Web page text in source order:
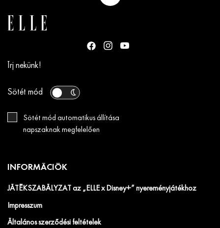
Írj nekünk!
Sötét mód
Sötét mód automatikus állítása
napszaknak megfelelően
INFORMÁCIÓK
JÁTÉKSZABÁLYZAT az „ELLE x Disney+” nyereményjátékhoz
Impresszum
Általános szerződési feltételek